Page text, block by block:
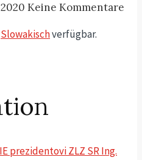
Keine Kommentare
Slowakischverfügbar.
prezidentovi ZLZ SR Ing.